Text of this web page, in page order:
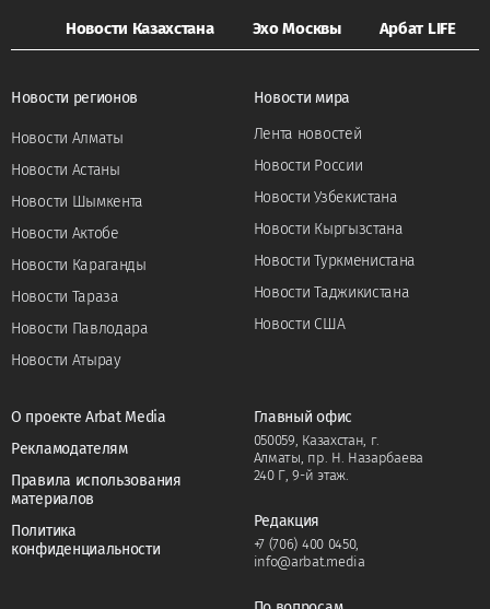
Новости Казахстана Эхо Москвы Арбат LIFE
Новости регионов
Новости Алматы
Новости Астаны
Новости Шымкента
Новости Актобе
Новости Караганды
Новости Тараза
Новости Павлодара
Новости Атырау
Новости мира
Лента новостей
Новости России
Новости Узбекистана
Новости Кыргызстана
Новости Туркменистана
Новости Таджикистана
Новости США
О проекте Arbat Media
Рекламодателям
Правила использования
материалов
Политика
конфиденциальности
Главный офис
050059, Казахстан, г.
Алматы, пр. Н. Назарбаева
240 Г, 9-й этаж.
Редакция
+7 (706) 400 0450,
info@arbat.media